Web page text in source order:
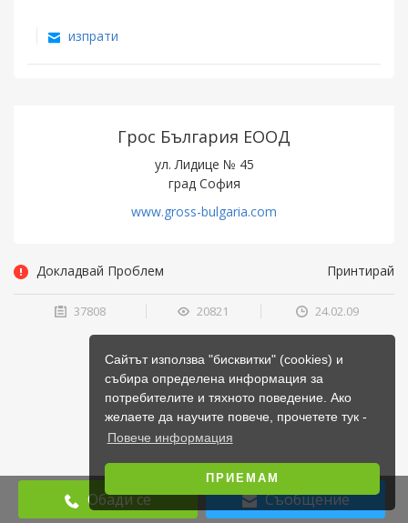
Сайтът използва "бисквитки" (cookies) и
събира определена информация за
потребителите и тяхното поведение. Ако
желаете да научите повече, прочетете тук -
Повече информация
ПРИЕМАМ
изпрати
Грос България ЕООД
ул. Лидице № 45
град София
www.gross-bulgaria.com
Обади се Съобщение
Докладвай Проблем Принтирай
37808 20821 24.02.09